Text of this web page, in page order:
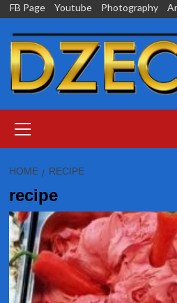
Skip
content
FB Page Youtube Photography
Menu
HOME RECIPE
recipe